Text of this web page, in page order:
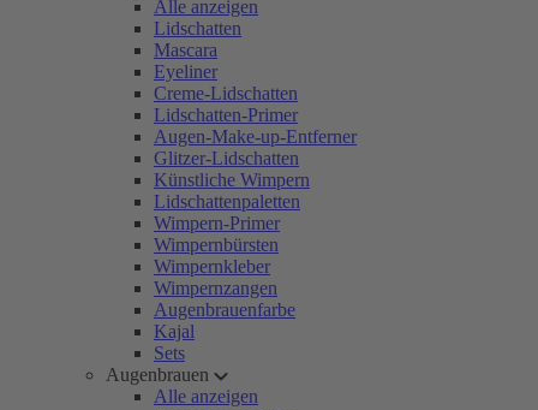
Alle anzeigen
Lidschatten
Mascara
Eyeliner
Creme-Lidschatten
Lidschatten-Primer
Augen-Make-up-Entferner
Glitzer-Lidschatten
Künstliche Wimpern
Lidschattenpaletten
Wimpern-Primer
Wimpernbürsten
Wimpernkleber
Wimpernzangen
Augenbrauenfarbe
Kajal
Sets
Augenbrauen
Alle anzeigen